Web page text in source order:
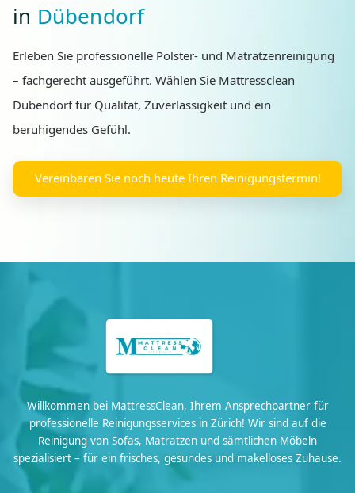
in Dübendorf
Erleben Sie professionelle Polster- und Matratzenreinigung
– fachgerecht ausgeführt. Wählen Sie Mattressclean
Dübendorf für Qualität, Zuverlässigkeit und ein
beruhigendes Gefühl.
Vereinbaren Sie noch heute Ihren Reinigungstermin!
Willkommen bei MattressClean, Ihrem Ansprechpartner für
professionelle Reinigungsservices in Zürich! Wir sind auf die
Reinigung von Sofas, Matratzen und sämtlichen Möbeln
spezialisiert – für ein frisches, gesundes und makelloses Zuhause.